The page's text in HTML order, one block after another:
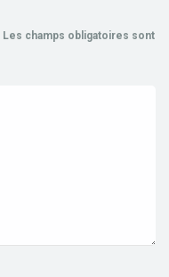
Les champs obligatoires sont